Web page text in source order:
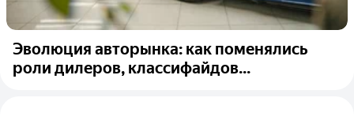
Эволюция авторынка: как поменялись
роли дилеров, классифайдов...